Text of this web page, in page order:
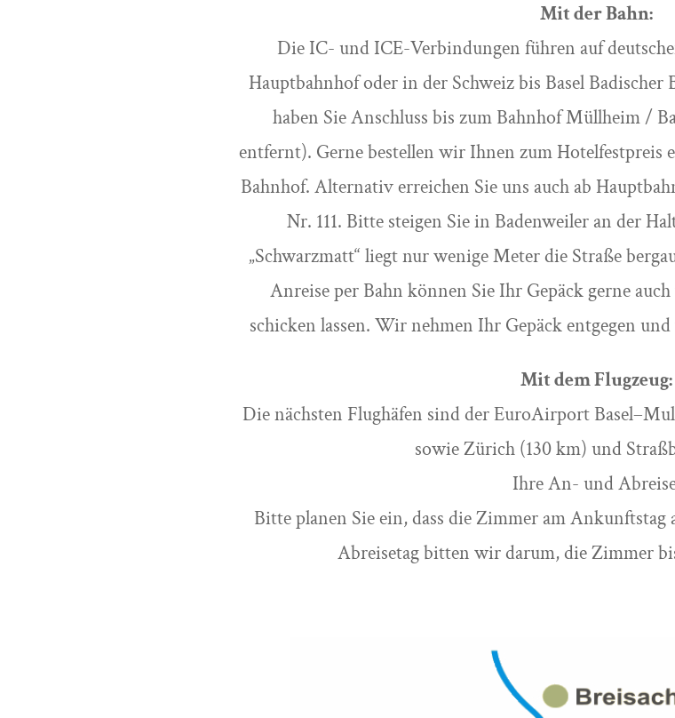
Mit der Bahn:
Die IC- und ICE-Verbindungen führen auf
Hauptbahnhof oder in der Schweiz bis Basel
haben Sie Anschluss bis zum Bahnhof Müllheim /
entfernt). Gerne bestellen wir Ihnen zum Hotelfestpreis
Bahnhof. Alternativ erreichen Sie uns auch ab
Nr. 111. Bitte steigen Sie in Badenweiler an der
„Schwarzmatt“ liegt nur wenige Meter die Straße
Anreise per Bahn können Sie Ihr Gepäck gerne
schicken lassen. Wir nehmen Ihr Gepäck entgegen
Mit dem Flugzeug:
Die nächsten Flughäfen sind der EuroAirport
sowie Zürich (130 km) und
Ihre An- und
Bitte planen Sie ein, dass die Zimmer am
Abreisetag bitten wir darum, die Zimmer